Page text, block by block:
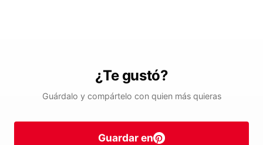
¿Te gustó?
Guárdalo y compártelo con quien más quieras
Guardar en